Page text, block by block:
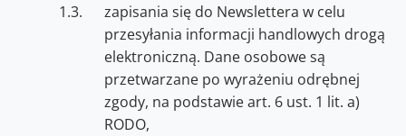
zapisania się do Newslettera w celu
przesyłania informacji handlowych drogą
elektroniczną. Dane osobowe są
przetwarzane po wyrażeniu odrębnej
zgody, na podstawie art. 6 ust. 1 lit. a)
RODO,